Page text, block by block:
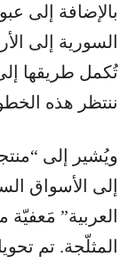
بالإضافة إلى
السورية إلى
تُكمل طريقها
ننتظر هذه
ويُشير إلى
إلى الأسواق
العربية”
المثلّجة. تم